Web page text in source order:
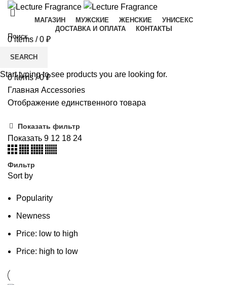
МАГАЗИН МУЖСКИЕ ЖЕНСКИЕ
УНИСЕКС
ДОСТАВКА И ОПЛАТА
КОНТАКТЫ
0items / 0 ₽
0items / 0₽
Главная Accessories
Отображение единственного товара
Показать фильтр
Показать 9 12 18 24
Фильтр
Sort by
Popularity
Newness
Price: low to high
Price: high to low
SEARCH
Start typing to see products you are looking for.